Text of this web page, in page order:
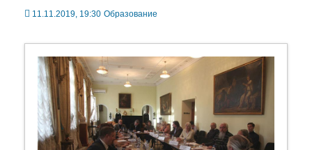
11.11.2019, 19:30 Образование